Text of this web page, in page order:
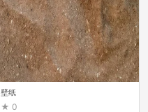
壁纸
0